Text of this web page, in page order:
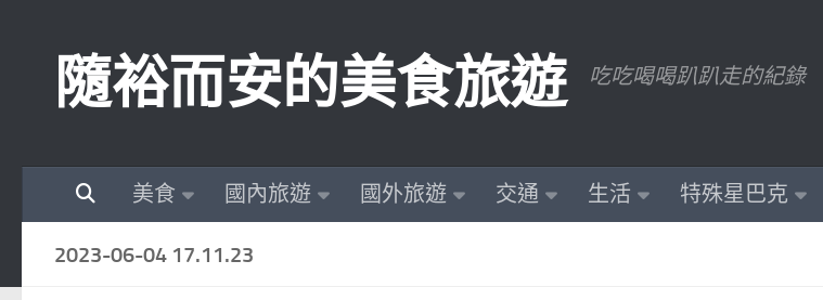
隨裕而安的美食旅遊 吃吃喝喝趴趴走的紀錄
美食 國內旅遊 國外旅遊 交通 生活 特殊星巴克
2023-06-04 17.11.23